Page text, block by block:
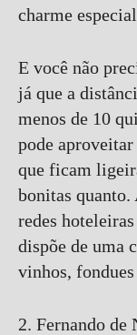
charme
E você não
já que a
menos de 10
pode aproveitar
que ficam
bonitas quanto.
redes
dispõe de uma
vinhos,
2. Fernando de